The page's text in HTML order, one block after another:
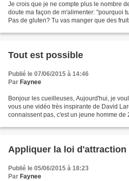
Je crois que je ne compte plus le nombre
doute ma façon de m'alimenter: "pourquoi
Pas de gluten? Tu vas manger que des
Tout est possible
Publié le 07/06/2015 à 14:46
Par Faynee
Bonjour les cueilleuses, Aujourd'hui, je
vous une vidéo très inspirante de David
connaissent pas, c'est un jeune homme de
Appliquer la loi d'attraction
Publié le 05/06/2015 à 18:23
Par Faynee